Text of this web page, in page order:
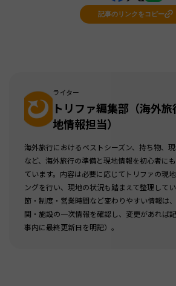
記事のリンクをコピー
ライター
トリファ編集部（海外
地情報担当）
海外旅行におけるベストシーズン、持ち物、
など、海外旅行の準備と現地情報を初心者に
ています。内容は必要に応じてトリファの現
ングを行い、現地の状況も踏まえて整理して
節・制度・営業時間など変わりやすい情報は
関・施設の一次情報を確認し、変更があれば
事内に最終更新日を明記）。